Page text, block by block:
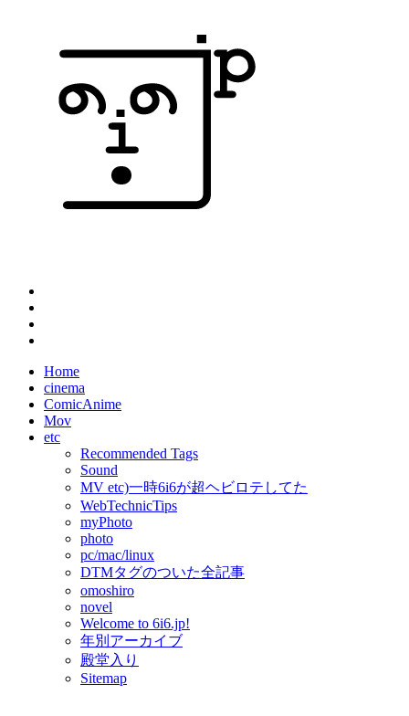
Home
cinema
ComicAnime
Mov
etc
Recommended Tags
Sound
MV etc)一時6i6が超ヘビロテしてた
WebTechnicTips
myPhoto
photo
pc/mac/linux
DTMタグのついた全記事
omoshiro
novel
Welcome to 6i6.jp!
年別アーカイブ
殿堂入り
Sitemap